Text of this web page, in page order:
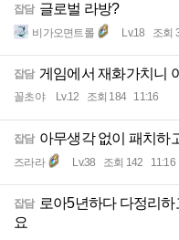
잡담 글로벌 라방?
비가오면트롤 Lv.18 조회
잡담 게임에서 재화가치니
꼴초야 Lv.12 조회 184 11:16
잡담 아무생각 없이 패치하
즈라라 Lv.38 조회 142 11:16
잡담 로아5년하다 다정리
요